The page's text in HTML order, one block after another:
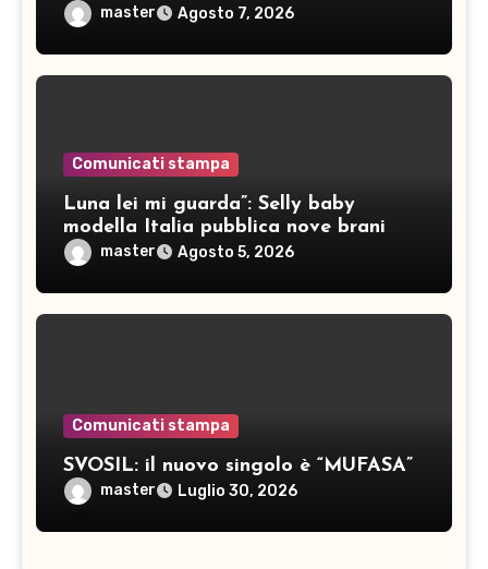
master Agosto 7, 2026
Comunicati stampa
Luna lei mi guarda”: Selly baby
modella Italia pubblica nove brani
ineditimaster Agosto 5, 2026
Comunicati stampa
SVOSIL: il nuovo singolo è “MUFASA”
master Luglio 30, 2026